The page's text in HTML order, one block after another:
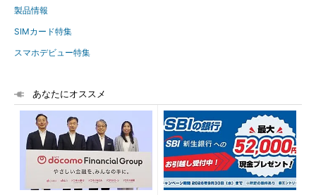
製品情報
SIMカード特集
スマホデビュー特集
あなたにオススメ